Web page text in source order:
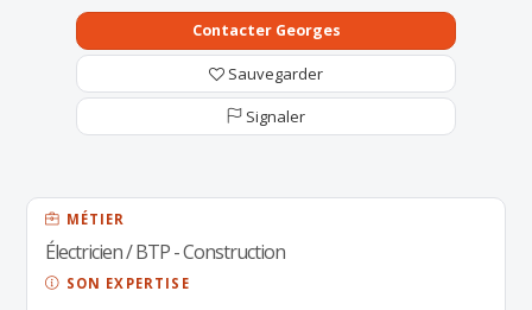
Contacter Georges
Sauvegarder
Signaler
MÉTIER
Électricien / BTP - Construction
SON EXPERTISE